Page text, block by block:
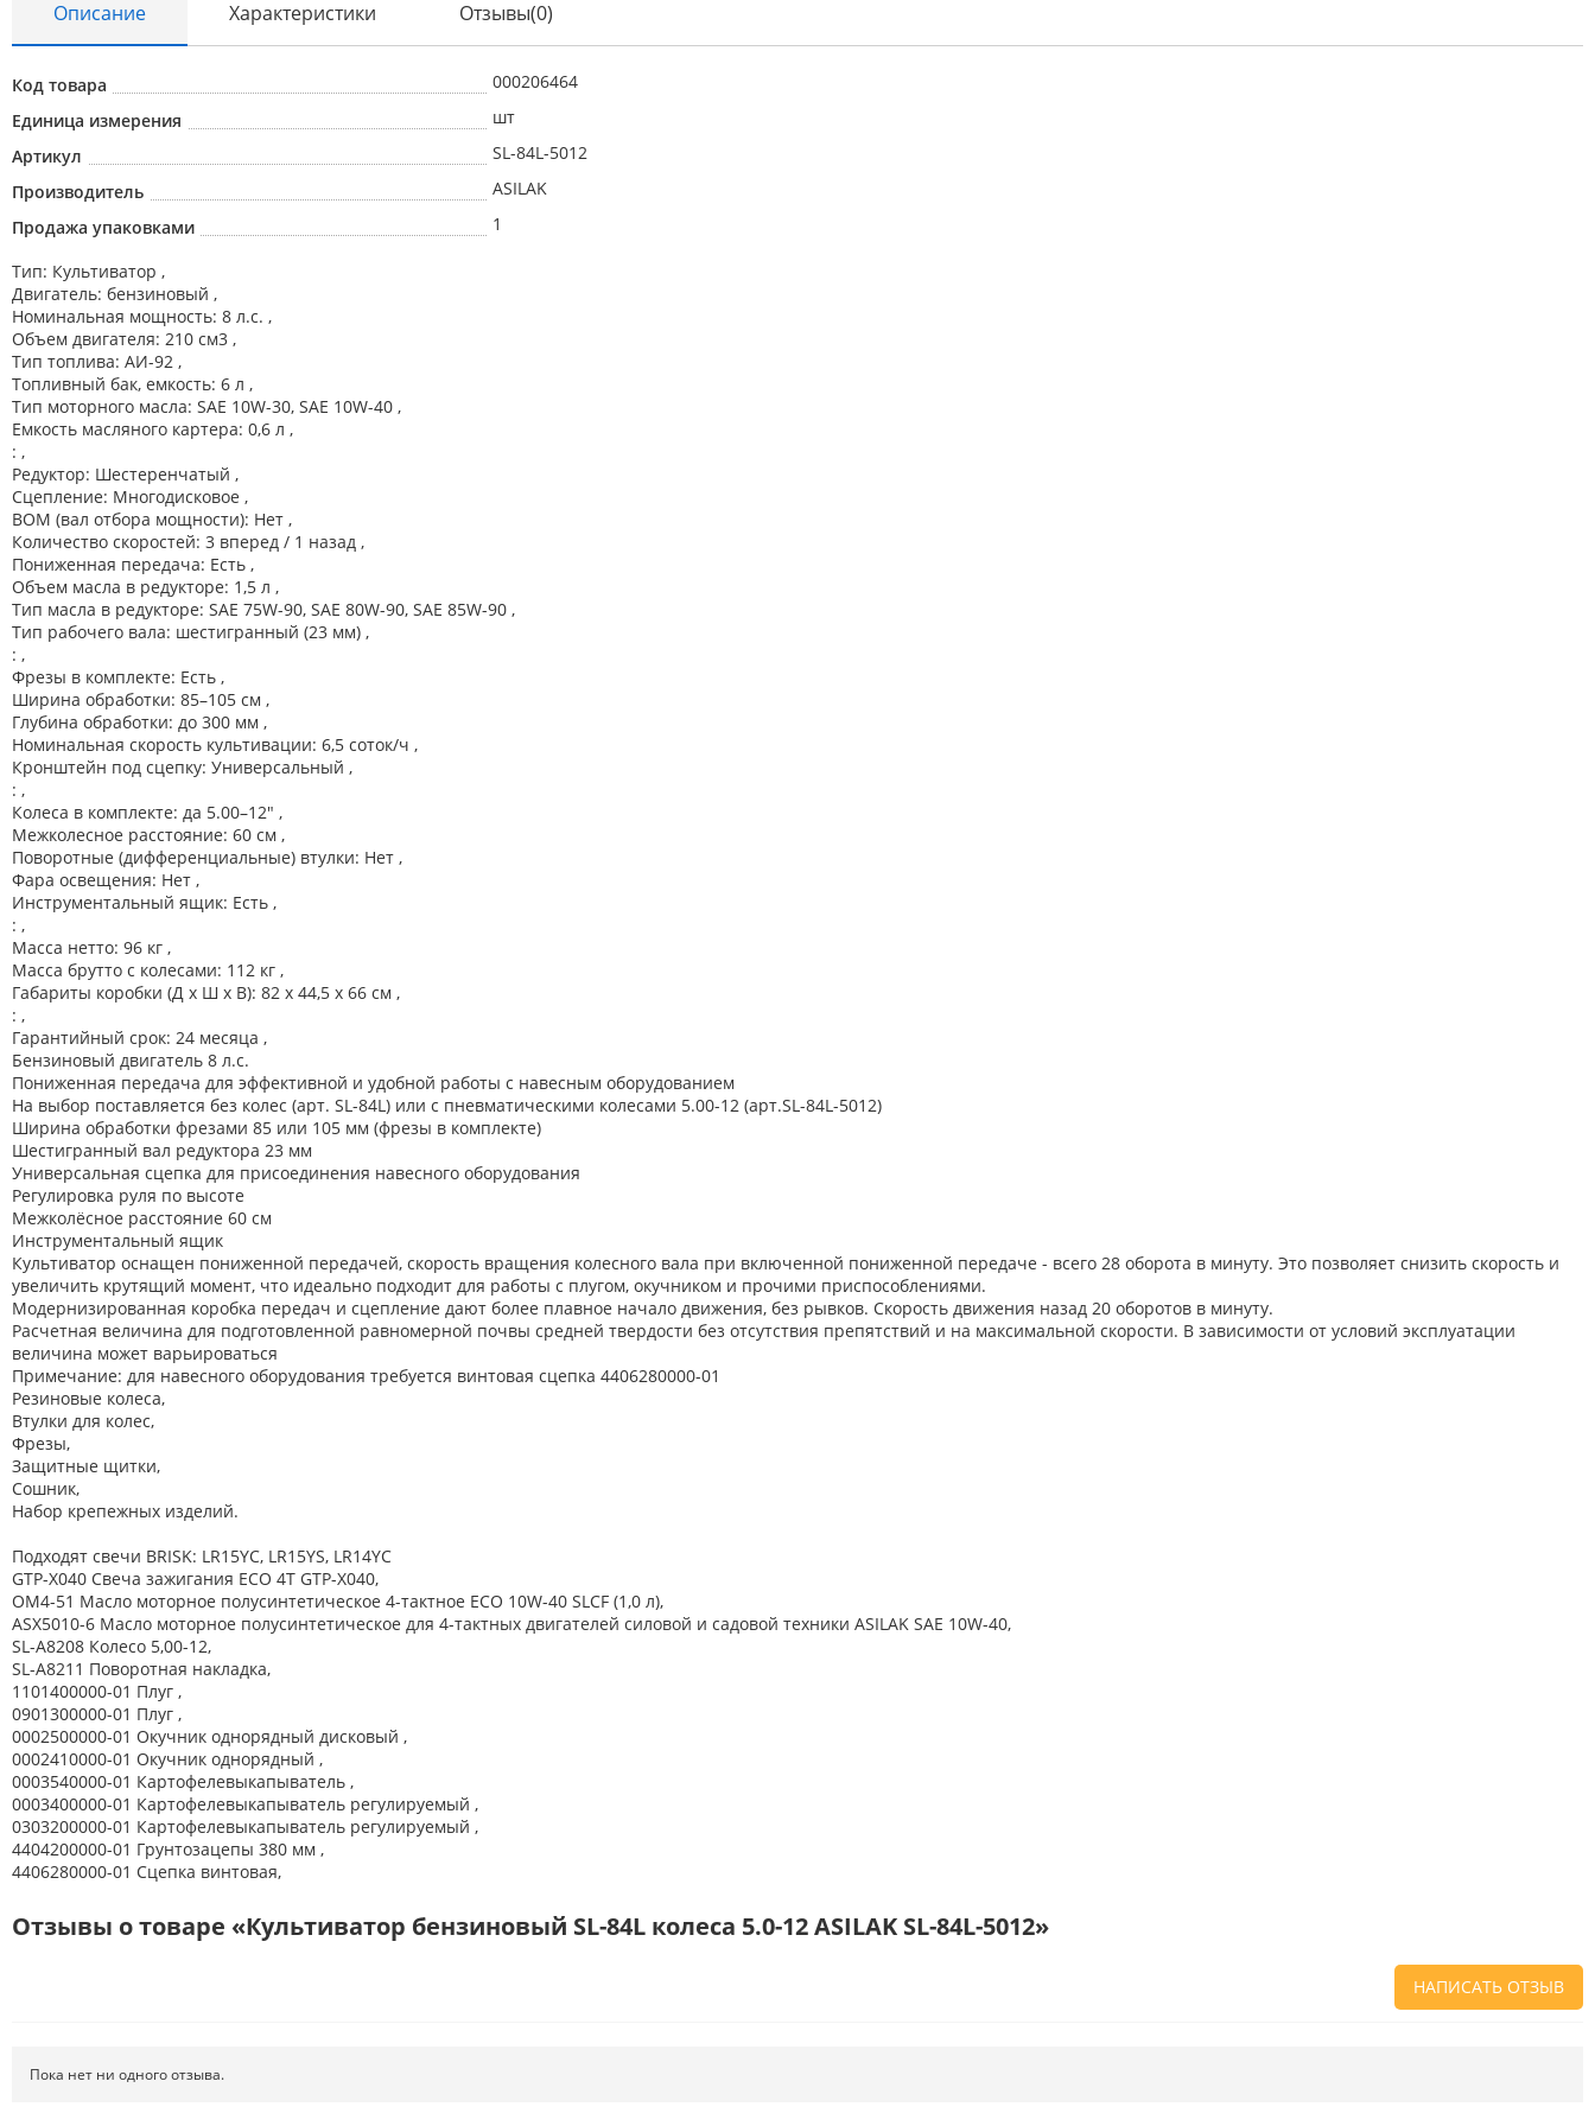
Описание Характеристики Отзывы(0)
Код товара
000206464
Единица измерения
шт
Артикул
SL-84L-5012
Производитель
ASILAK
Продажа упаковками
1
Тип: Культиватор ,
Двигатель: бензиновый ,
Номинальная мощность: 8 л.с. ,
Объем двигателя: 210 см3 ,
Тип топлива: АИ-92 ,
Топливный бак, емкость: 6 л ,
Тип моторного масла: SAE 10W-30, SAE 10W-40 ,
Емкость масляного картера: 0,6 л ,
: ,
Редуктор: Шестеренчатый ,
Сцепление: Многодисковое ,
ВОМ (вал отбора мощности): Нет ,
Количество скоростей: 3 вперед / 1 назад ,
Пониженная передача: Есть ,
Объем масла в редукторе: 1,5 л ,
Тип масла в редукторе: SAE 75W-90, SAE 80W-90, SAE 85W-90 ,
Тип рабочего вала: шестигранный (23 мм) ,
: ,
Фрезы в комплекте: Есть ,
Ширина обработки: 85–105 см ,
Глубина обработки: до 300 мм ,
Номинальная скорость культивации: 6,5 соток/ч ,
Кронштейн под сцепку: Универсальный ,
: ,
Колеса в комплекте: да 5.00–12" ,
Межколесное расстояние: 60 см ,
Поворотные (дифференциальные) втулки: Нет ,
Фара освещения: Нет ,
Инструментальный ящик: Есть ,
: ,
Масса нетто: 96 кг ,
Масса брутто с колесами: 112 кг ,
Габариты коробки (Д x Ш x В): 82 x 44,5 x 66 см ,
: ,
Гарантийный срок: 24 месяца ,
Бензиновый двигатель 8 л.с.
Пониженная передача для эффективной и удобной работы с навесным оборудованием
На выбор поставляется без колес (арт. SL-84L) или с пневматическими колесами 5.00-12 (арт.SL-84L-5012)
Ширина обработки фрезами 85 или 105 мм (фрезы в комплекте)
Шестигранный вал редуктора 23 мм
Универсальная сцепка для присоединения навесного оборудования
Регулировка руля по высоте
Межколёсное расстояние 60 см
Инструментальный ящик
Культиватор оснащен пониженной передачей, cкорость вращения колесного вала при включенной пониженной передаче - всего 28 оборота в минуту. Это позволяет снизить скорость и
увеличить крутящий момент, что идеально подходит для работы с плугом, окучником и прочими приспособлениями.
Модернизированная коробка передач и сцепление дают более плавное начало движения, без рывков. Скорость движения назад 20 оборотов в минуту.
Расчетная величина для подготовленной равномерной почвы средней твердости без отсутствия препятствий и на максимальной скорости. В зависимости от условий эксплуатации
величина может варьироваться
Примечание: для навесного оборудования требуется винтовая сцепка 4406280000-01
Резиновые колеса,
Втулки для колес,
Фрезы,
Защитные щитки,
Сошник,
Набор крепежных изделий.
Подходят свечи BRISK: LR15YC, LR15YS, LR14YC
GTP-X040 Свеча зажигания ECO 4T GTP-X040,
OM4-51 Масло моторное полусинтетическое 4-тактное ECO 10W-40 SLCF (1,0 л),
ASX5010-6 Масло моторное полусинтетическое для 4-тактных двигателей силовой и садовой техники ASILAK SAE 10W-40,
SL-A8208 Колесо 5,00-12,
SL-A8211 Поворотная накладка,
1101400000-01 Плуг ,
0901300000-01 Плуг ,
0002500000-01 Окучник однорядный дисковый ,
0002410000-01 Окучник однорядный ,
0003540000-01 Картофелевыкапыватель ,
0003400000-01 Картофелевыкапыватель регулируемый ,
0303200000-01 Картофелевыкапыватель регулируемый ,
4404200000-01 Грунтозацепы 380 мм ,
4406280000-01 Сцепка винтовая,
Отзывы о товаре «Культиватор бензиновый SL-84L колеса 5.0-12 ASILAK SL-84L-5012»
НАПИСАТЬ ОТЗЫВ
Пока нет ни одного отзыва.